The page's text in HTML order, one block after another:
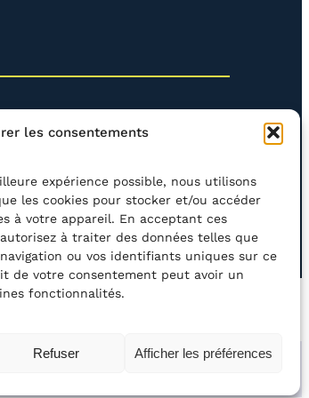
les consentements
expérience possible, nous utilisons
les cookies pour stocker et/ou accéder
à votre appareil. En acceptant ces
à traiter des données telles que
ou vos identifiants uniques sur ce
de votre consentement peut avoir un
fonctionnalités.
Refuser Afficher les préférences